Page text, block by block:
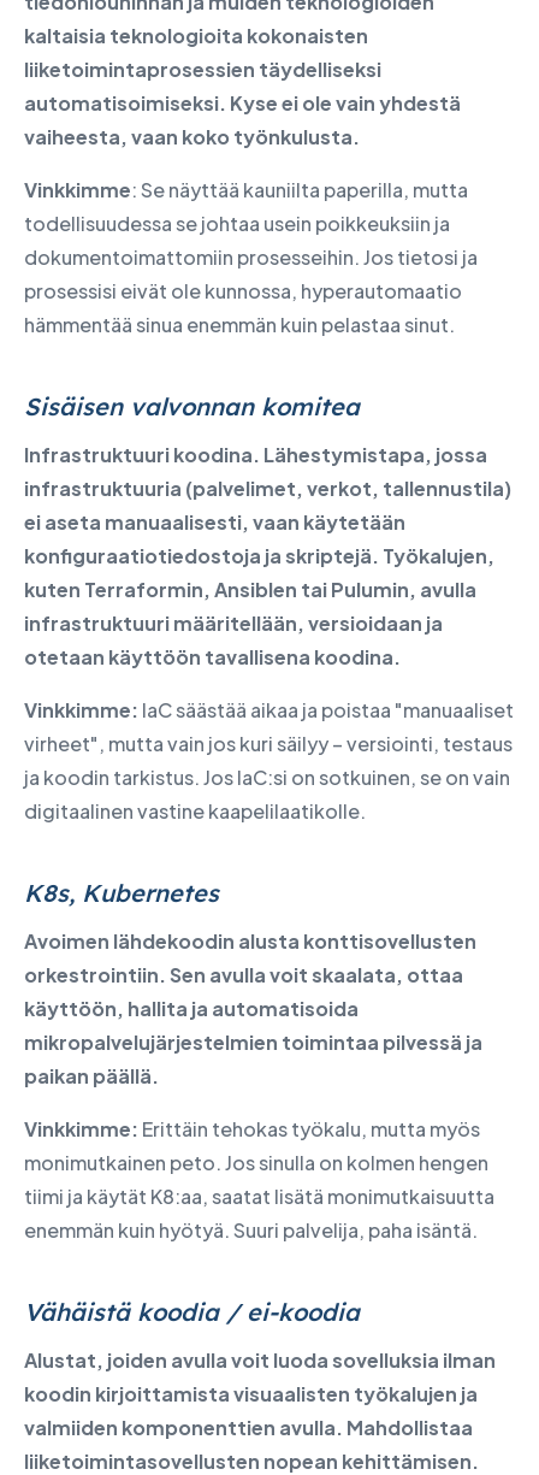
kaltaisia teknologioita kokonaisten
liiketoimintaprosessien täydelliseksi
automatisoimiseksi. Kyse ei ole vain yhdestä
vaiheesta, vaan koko työnkulusta.
Vinkkimme: Se näyttää kauniilta paperilla, mutta
todellisuudessa se johtaa usein poikkeuksiin ja
dokumentoimattomiin prosesseihin. Jos tietosi ja
prosessisi eivät ole kunnossa, hyperautomaatio
hämmentää sinua enemmän kuin pelastaa sinut.
Sisäisen valvonnan komitea
Infrastruktuuri koodina. Lähestymistapa, jossa
infrastruktuuria (palvelimet, verkot, tallennustila)
ei aseta manuaalisesti, vaan käytetään
konfiguraatiotiedostoja ja skriptejä. Työkalujen,
kuten Terraformin, Ansiblen tai Pulumin, avulla
infrastruktuuri määritellään, versioidaan ja
otetaan käyttöön tavallisena koodina.
Vinkkimme: IaC säästää aikaa ja poistaa "manuaaliset
virheet", mutta vain jos kuri säilyy – versiointi, testaus
ja koodin tarkistus. Jos IaC:si on sotkuinen, se on vain
digitaalinen vastine kaapelilaatikolle.
K8s, Kubernetes
Avoimen lähdekoodin alusta konttisovellusten
orkestrointiin. Sen avulla voit skaalata, ottaa
käyttöön, hallita ja automatisoida
mikropalvelujärjestelmien toimintaa pilvessä ja
paikan päällä.
Vinkkimme: Erittäin tehokas työkalu, mutta myös
monimutkainen peto. Jos sinulla on kolmen hengen
tiimi ja käytät K8:aa, saatat lisätä monimutkaisuutta
enemmän kuin hyötyä. Suuri palvelija, paha isäntä.
Vähäistä koodia / ei-koodia
Alustat, joiden avulla voit luoda sovelluksia ilman
koodin kirjoittamista visuaalisten työkalujen ja
valmiiden komponenttien avulla. Mahdollistaa
liiketoimintasovellusten nopean kehittämisen.